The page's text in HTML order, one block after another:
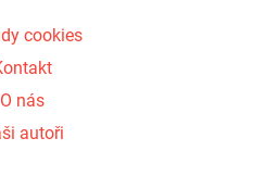
cookies
O nás
autoři